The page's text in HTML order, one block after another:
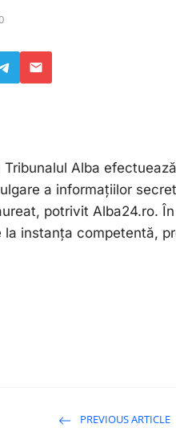
Tribunalul Alba
a informațiilor
potrivit Alba24.ro.
instanța competentă,
PREVIOUS ARTICLE